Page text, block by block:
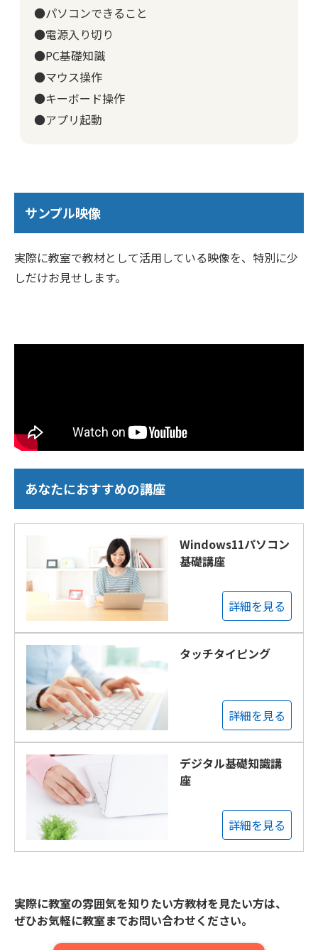
●パソコンできること
●電源入り切り
●PC基礎知識
●マウス操作
●キーボード操作
●アプリ起動
サンプル映像
実際に教室で教材として活用している映像を、特別に少
しだけお見せします。
あなたにおすすめの講座
Windows11パソコン
基礎講座
詳細を見る
タッチタイピング
詳細を見る
デジタル基礎知識講
座
詳細を見る
実際に教室の雰囲気を知りたい方教材を見たい方は、
ぜひお気軽に教室までお問い合わせください。